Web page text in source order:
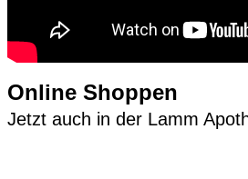
Online Shoppen
Jetzt auch in der Lamm